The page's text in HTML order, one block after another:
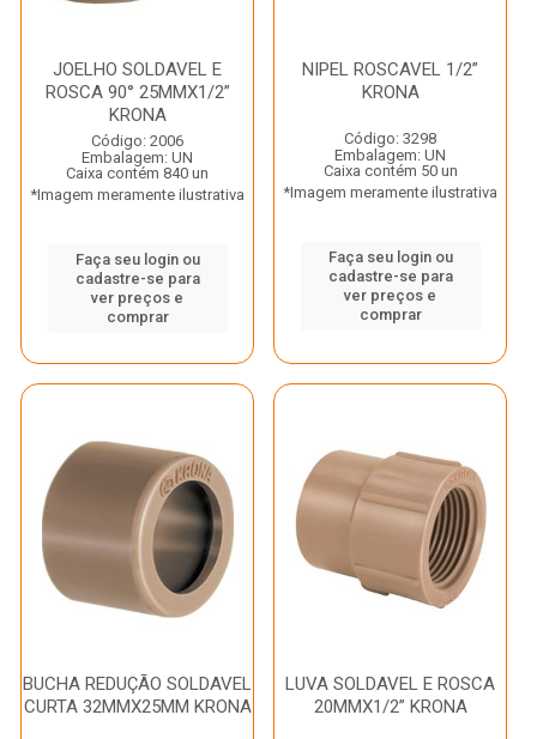
JOELHO SOLDAVEL E
ROSCA 90° 25MMX1/2”
KRONA
Código: 2006
Embalagem: UN
Caixa contém 840 un
*Imagem meramente ilustrativa
Faça seu login ou
cadastre-se para
ver preços e
comprar
NIPEL ROSCAVEL 1/2”
KRONA
Código: 3298
Embalagem: UN
Caixa contém 50 un
*Imagem meramente ilustrativa
Faça seu login ou
cadastre-se para
ver preços e
comprar
BUCHA REDUÇÃO SOLDAVEL
CURTA 32MMX25MM KRONA
LUVA SOLDAVEL E ROSCA
20MMX1/2” KRONA